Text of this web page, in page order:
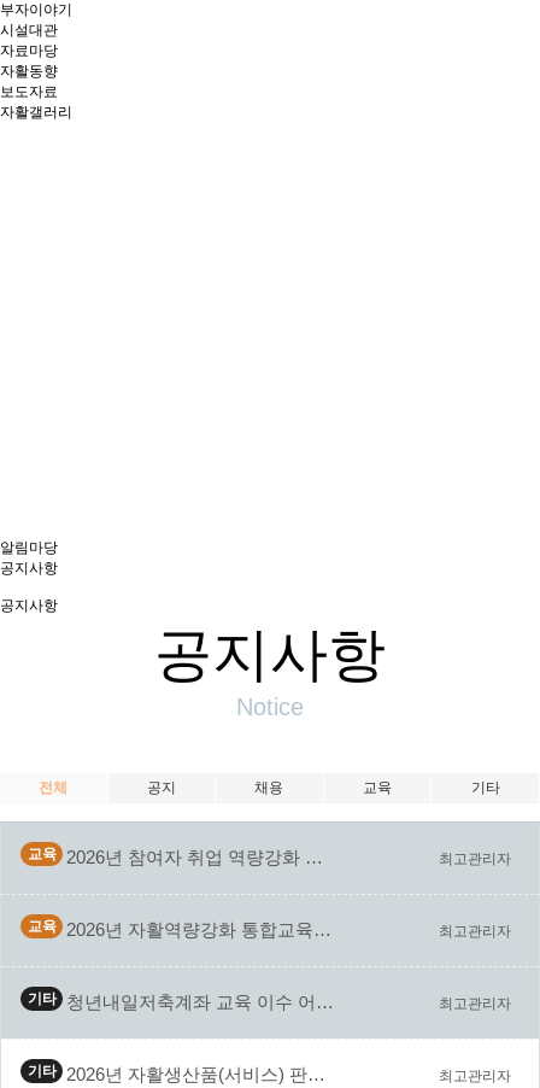
부자이야기
시설대관
자료마당
자활동향
보도자료
자활갤러리
알림마당
공지사항
공지사항
공지사항
Notice
전체 공지 채용 교육 기타
교육 2026년 참여자 취업 역량강화 지원사업(자격증취득) … 최고관리자
교육 2026년 자활역량강화 통합교육프로그램 운영 계획 알림 최고관리자
기타 청년내일저축계좌 교육 이수 어렵지 않아요! (다람이가 … 최고관리자
기타 2026년 자활생산품(서비스) 판매촉진 및 품질개선 공… 최고관리자